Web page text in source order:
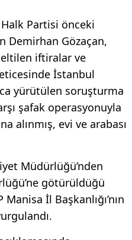
Partisi önceki
Demirhan Gözaçan,
iftiralar ve
İstanbul
yürütülen soruşturma
şafak operasyonuyla
alınmış, evi ve arabası
Müdürlüğü’nden
götürüldüğü
İl Başkanlığı’nın